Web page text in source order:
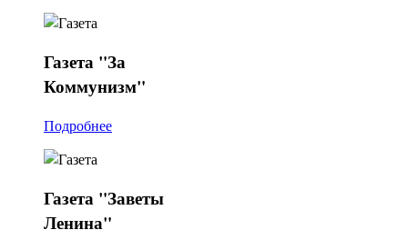
Газета "За
Коммунизм"
Подробнее
Газета "Заветы
Ленина"